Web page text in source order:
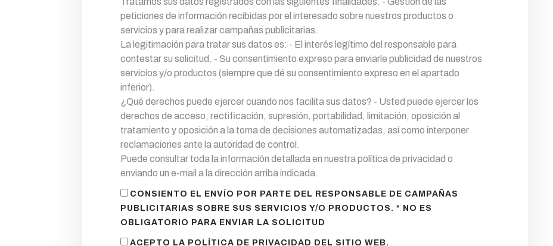
peticiones de información recibidas por el interesado sobre nuestros productos o
servicios y para realizar campañas publicitarias.
La legitimación para tratar sus datos es: - El interés legítimo del responsable para
contestar su solicitud. - Su consentimiento expreso para enviarle publicidad de nuestros
servicios y/o productos (siempre que dé su consentimiento expreso en el apartado
inferior).
¿Qué derechos puede ejercer cuando nos facilita sus datos? - Usted puede ejercer los
derechos de acceso, rectificación, supresión, portabilidad, limitación, oposición al
tratamiento y oposición a la toma de decisiones automatizadas, así como interponer
reclamaciones ante la autoridad de control.
Puede consultar toda la información detallada en nuestra política de privacidad o
enviando un e-mail a la dirección arriba indicada.
CONSIENTO EL ENVÍO POR PARTE DEL RESPONSABLE DE CAMPAÑAS
PUBLICITARIAS SOBRE SUS SERVICIOS Y/O PRODUCTOS. * NO ES
OBLIGATORIO PARA ENVIAR LA SOLICITUD
ACEPTO LA POLÍTICA DE PRIVACIDAD DEL SITIO WEB.